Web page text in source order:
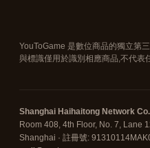
YouToGame 是數位商品的獨立第
與標識僅用於識別相應商品,不代表
Shanghai Haihaitong Network
Room 408, 4th Floor, No. 7, Lane
Shanghai · 註冊號: